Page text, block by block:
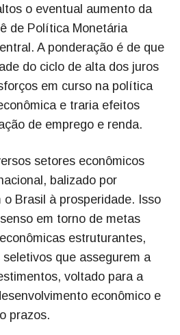
o eventual aumento da
de Política Monetária
A ponderação é de que
do ciclo de alta dos juros
em curso na política
e traria efeitos
de emprego e renda.
setores econômicos
balizado por
Brasil à prosperidade. Isso
em torno de metas
estruturantes,
que assegurem a
voltado para a
econômico e
prazos.